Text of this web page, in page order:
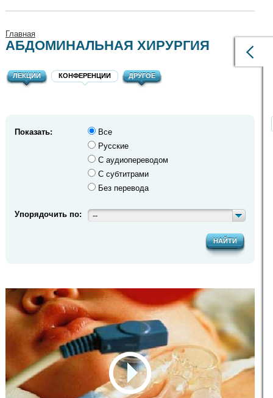
Главная
АБДОМИНАЛЬНАЯ ХИРУРГИЯ
ЛЕКЦИИ КОНФЕРЕНЦИИ ДРУГОЕ
Показать:
Все
Русские
С аудиопереводом
С субтитрами
Без перевода
Упорядочить по: --
НАЙТИ